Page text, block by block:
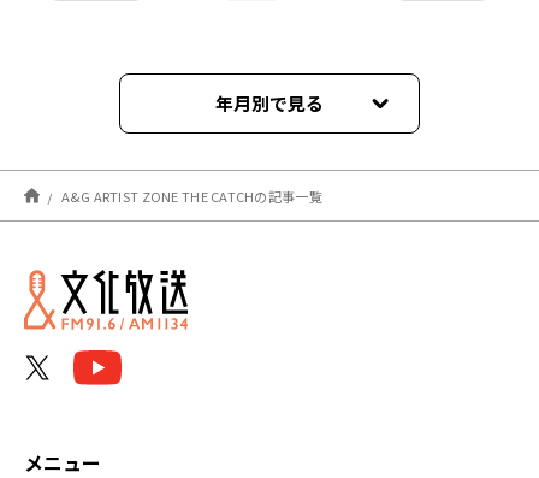
年月別で見る
2024年04月
2024年03月
2024年02月
A&G ARTIST ZONE THE CATCHの記事一覧
メニュー